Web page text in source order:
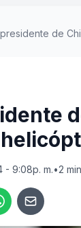
de
- 9:08p. m.•2